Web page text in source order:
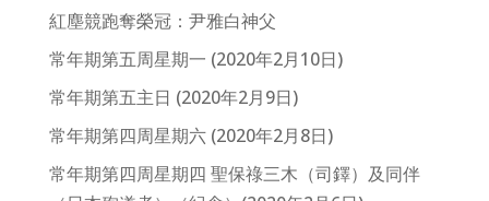
紅塵競跑奪榮冠：尹雅白神父
常年期第五周星期一 (2020年2月10日)
常年期第五主日 (2020年2月9日)
常年期第四周星期六 (2020年2月8日)
常年期第四周星期四 聖保祿三木（司鐸）及同伴